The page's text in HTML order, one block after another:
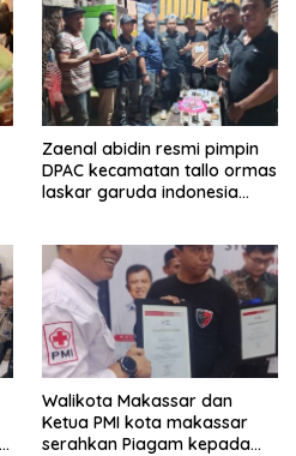
Zaenal abidin resmi pimpin
DPAC kecamatan tallo ormas
laskar garuda indonesia
Walikota Makassar dan
Ketua PMI kota makassar
serahkan Piagam kepada